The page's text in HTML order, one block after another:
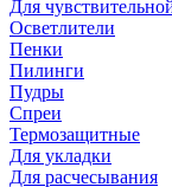
Для
Осветлители
Пенки
Пилинги
Пудры
Спреи
Термозащитные
Для укладки
Для расчесывания